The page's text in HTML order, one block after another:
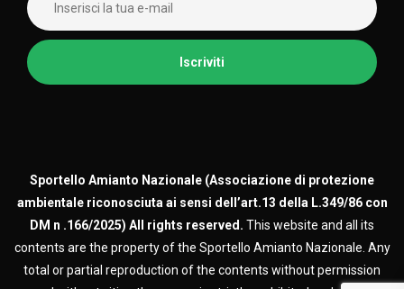
Sportello Amianto Nazionale (Associazione di protezione
ambientale riconosciuta ai sensi dell’art.13 della L.349/86 con
DM n .166/2025) All rights reserved. This website and all its
contents are the property of the Sportello Amianto Nazionale. Any
total or partial reproduction of the contents without permission